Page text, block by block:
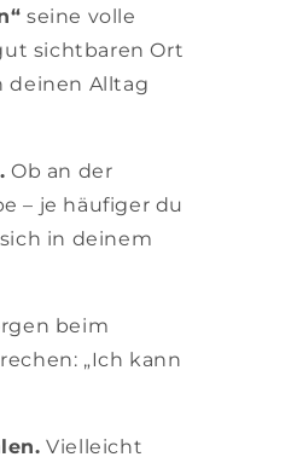
seine volle
sichtbaren Ort
deinen Alltag
Ob an der
– je häufiger du
in deinem
beim
„Ich kann
Vielleicht